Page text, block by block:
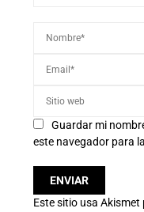
Guardar mi
este navegador para
Este sitio usa